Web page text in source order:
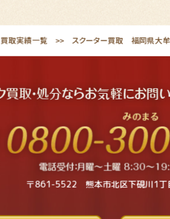
買取実績一覧 スクーター買取 福岡県大
〒861-5522 熊本市北区下硯川1